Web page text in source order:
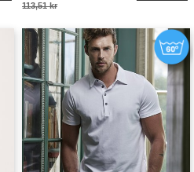
113,51 kr